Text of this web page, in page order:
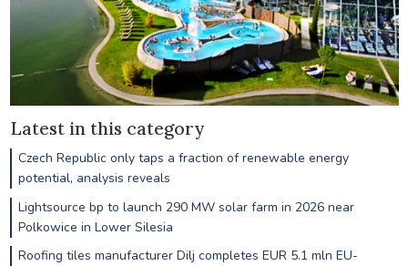
Latest in this category
Czech Republic only taps a fraction of renewable energy
potential, analysis reveals
Lightsource bp to launch 290 MW solar farm in 2026 near
Polkowice in Lower Silesia
Roofing tiles manufacturer Dilj completes EUR 5.1 mln EU-